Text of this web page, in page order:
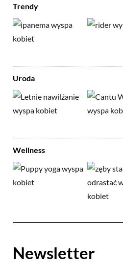
Trendy
Uroda
Wellness
Newsletter